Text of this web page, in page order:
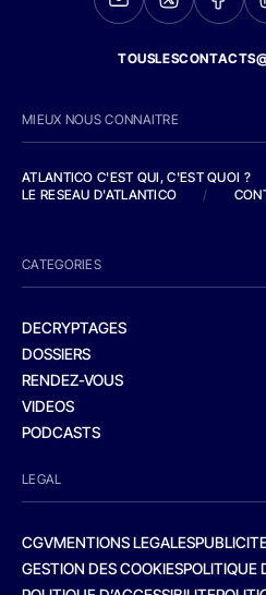
MIEUX NOUS CONNAITRE
ATLANTICO C'EST QUI, C'EST QUOI ?
LE RESEAU D'ATLANTICO
/
CATEGORIES
DECRYPTAGES
DOSSIERS
RENDEZ-VOUS
VIDEOS
PODCASTS
LEGAL
CGVMENTIONS LEGALES
GESTION DES COOKIESPOLITIQUE